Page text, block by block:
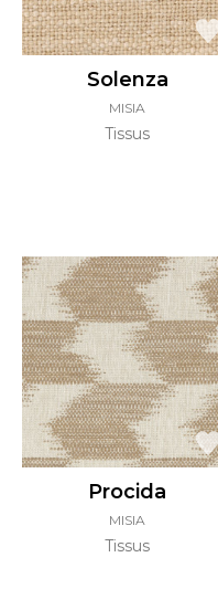
Solenza
MISIA
Tissus
Procida
MISIA
Tissus